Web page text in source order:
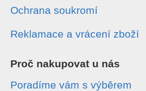
Ochrana soukromí
Reklamace a vrácení zboží
Proč nakupovat u nás
Poradíme vám s výběrem